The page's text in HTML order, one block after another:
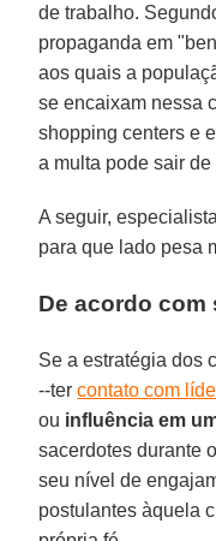
de trabalho.
propaganda em
aos quais a
se encaixam nessa
shopping centers e
a multa pode sair
A seguir,
para que lado pesa
De acordo com
Se a estratégia dos
--tercontato com
ou influência em
sacerdotes durante
seu nível de
postulantes àquela